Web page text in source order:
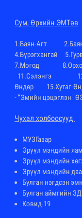
Cум, Өрхийн ЭМТөв
1.Баян-Агт 2.
4.Бүрэгхангай
7.Могод 8.
11.Сэлэнгэ
Өндөр 15.Хутаг-
- "Эмийн цэцэглэн"
Чухал холбоосууд
МУЗГазар
Эрүүл мэндийн яам
Эрүүл мэндийн
Эрүүл мэндийн
Булган нэгдсэн
Булган аймгийн
Ковид-19